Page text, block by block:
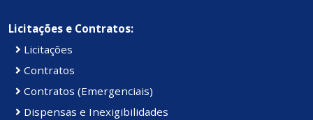
Licitações e Contratos:
Licitações
Contratos
Contratos (Emergenciais)
Dispensas e Inexigibilidades